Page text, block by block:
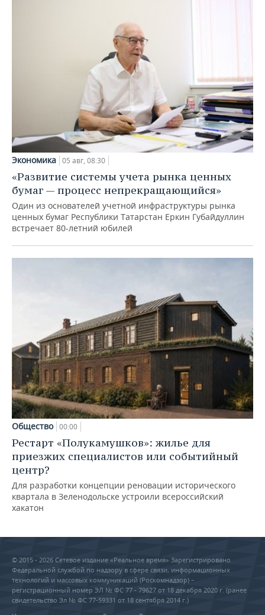
Экономика 05 авг, 08:30
«Развитие системы учета рынка ценных
бумаг — процесс непрекращающийся»
Один из основателей учетной инфраструктуры рынка
ценных бумаг Республики Татарстан Еркин Губайдуллин
встречает 80-летний юбилей
Общество 00:00
Рестарт «Полукамушков»: жилье для
приезжих специалистов или событийный
центр?
Для разработки концепции реновации исторического
квартала в Зеленодольске устроили всероссийский
хакатон
© 2015 - 2026 Сетевое издание «Реальное время» Зарегистрировано
Федеральной службой по надзору в сфере связи, информационных
технологий и массовых коммуникаций (Роскомнадзор) –
регистрационный номер ЭЛ № ФС 77 - 79627 от 18 декабря 2020 г. (ранее
свидетельство Эл № ФС 77-59331 от 18 сентября 2014 г.)